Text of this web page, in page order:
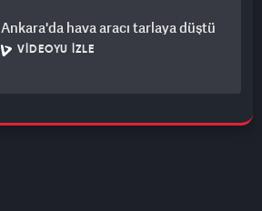
Ankara'da hava aracı tarlaya düştü
VIDEOYU İZLE